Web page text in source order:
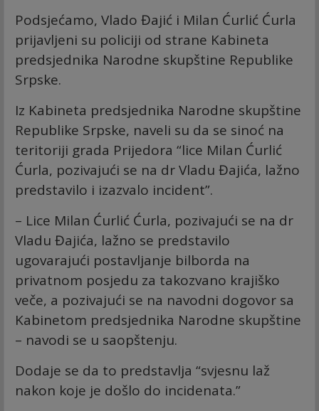
Podsjećamo, Vlado Đajić i Milan Ćurlić Ćurla
prijavljeni su policiji od strane Kabineta
predsjednika Narodne skupštine Republike
Srpske.
Iz Kabineta predsjednika Narodne skupštine
Republike Srpske, naveli su da se sinoć na
teritoriji grada Prijedora “lice Milan Ćurlić
Ćurla, pozivajući se na dr Vladu Đajića, lažno
predstavilo i izazvalo incident”.
– Lice Milan Ćurlić Ćurla, pozivajući se na dr
Vladu Đajića, lažno se predstavilo
ugovarajući postavljanje bilborda na
privatnom posjedu za takozvano krajiško
veče, a pozivajući se na navodni dogovor sa
Kabinetom predsjednika Narodne skupštine
– navodi se u saopštenju.
Dodaje se da to predstavlja “svjesnu laž
nakon koje je došlo do incidenata.”